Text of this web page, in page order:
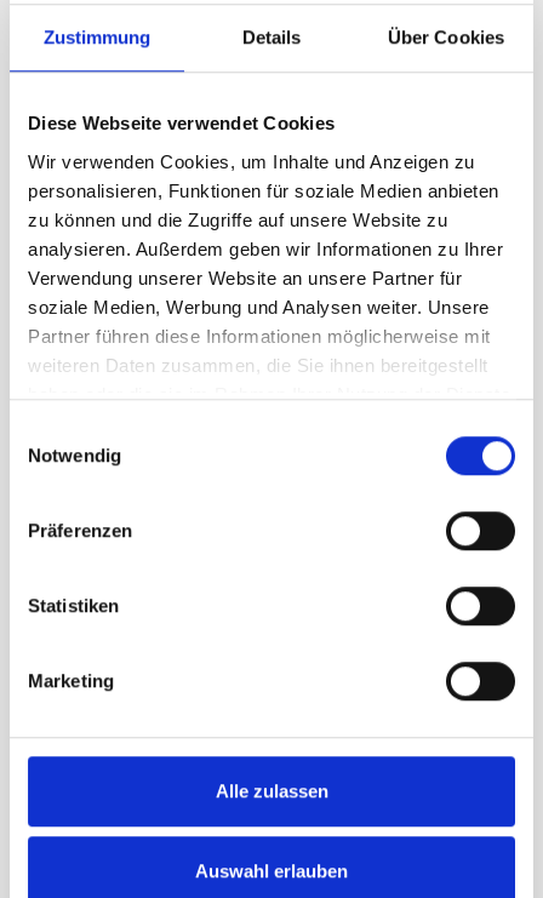
Zustimmung Details Über Cookies
Diese Webseite verwendet Cookies
Wir verwenden Cookies, um Inhalte und Anzeigen zu
personalisieren, Funktionen für soziale Medien anbieten
zu können und die Zugriffe auf unsere Website zu
analysieren. Außerdem geben wir Informationen zu Ihrer
Verwendung unserer Website an unsere Partner für
soziale Medien, Werbung und Analysen weiter. Unsere
Partner führen diese Informationen möglicherweise mit
weiteren Daten zusammen, die Sie ihnen bereitgestellt
haben oder die sie im Rahmen Ihrer Nutzung der Dienste
Notwendig
Präferenzen
Statistiken
Marketing
Alle zulassen
Auswahl erlauben
Tunika, Modell 57H
Länge 150 cm
Tunika, Modell 47H
Länge 150 cm
CHF538.00